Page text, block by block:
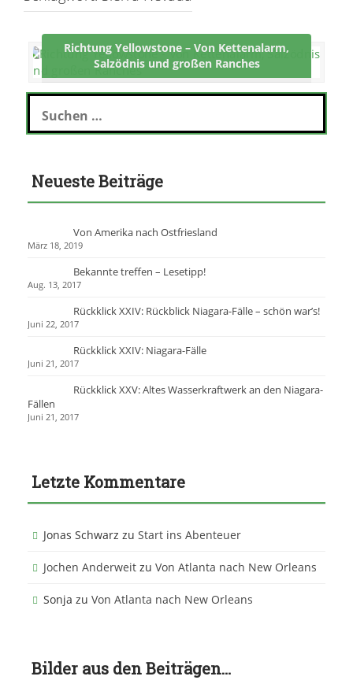
Richtung Yellowstone – Von Kettenalarm,
Salzödnis und großen Ranches
c
n
h
Neueste Beiträge
Von Amerika nach Ostfriesland
März 18, 2019
Bekannte treffen – Lesetipp!
Aug. 13, 2017
Rückklick XXIV: Rückblick Niagara-Fälle – schön war’s!
Juni 22, 2017
Rückklick XXIV: Niagara-Fälle
Juni 21, 2017
Rückklick XXV: Altes Wasserkraftwerk an den Niagara-
Fällen
Juni 21, 2017
Letzte Kommentare
Jonas Schwarz zu Start ins Abenteuer
Jochen Anderweit zu Von Atlanta nach New Orleans
Sonja zu Von Atlanta nach New Orleans
Bilder aus den Beiträgen…